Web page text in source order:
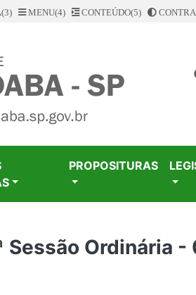
MENU(4) CONTEÚDO(5)
PROPOSITURAS
Sessão Ordinária